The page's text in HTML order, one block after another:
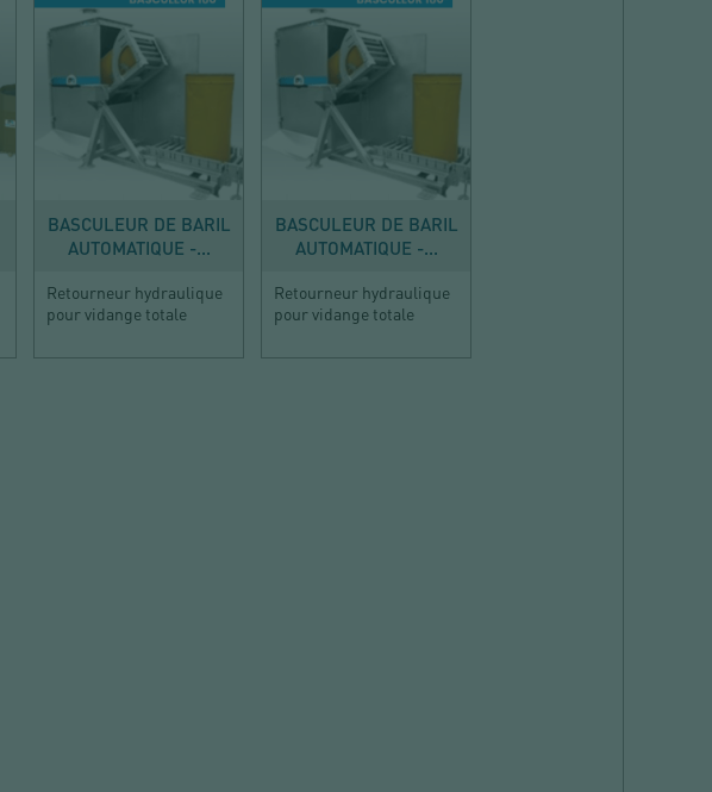
BASCULEUR DE BARIL
AUTOMATIQUE -...
Retourneur hydraulique
pour vidange totale
BASCULEUR DE BARIL
AUTOMATIQUE -...
Retourneur hydraulique
pour vidange totale